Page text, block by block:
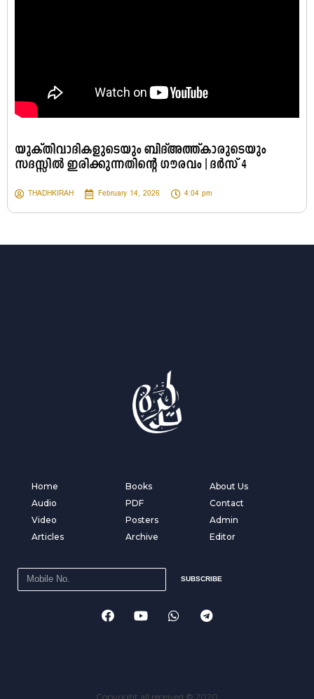
യുക്തിവാദികളുടെയും ബിദ്അത്ത്കാരുടെയും
സദസ്സിൽ ഇരിക്കുന്നതിന്റെ ഗൗരവം | ദർസ് 4
THADHKIRAH February 14, 2026 4:04 pm
Home
Audio
Video
Articles
Books
PDF
Posters
Archive
About Us
Contact
Admin
Editor
SUBSCRIBE
Copyright all received © 2020